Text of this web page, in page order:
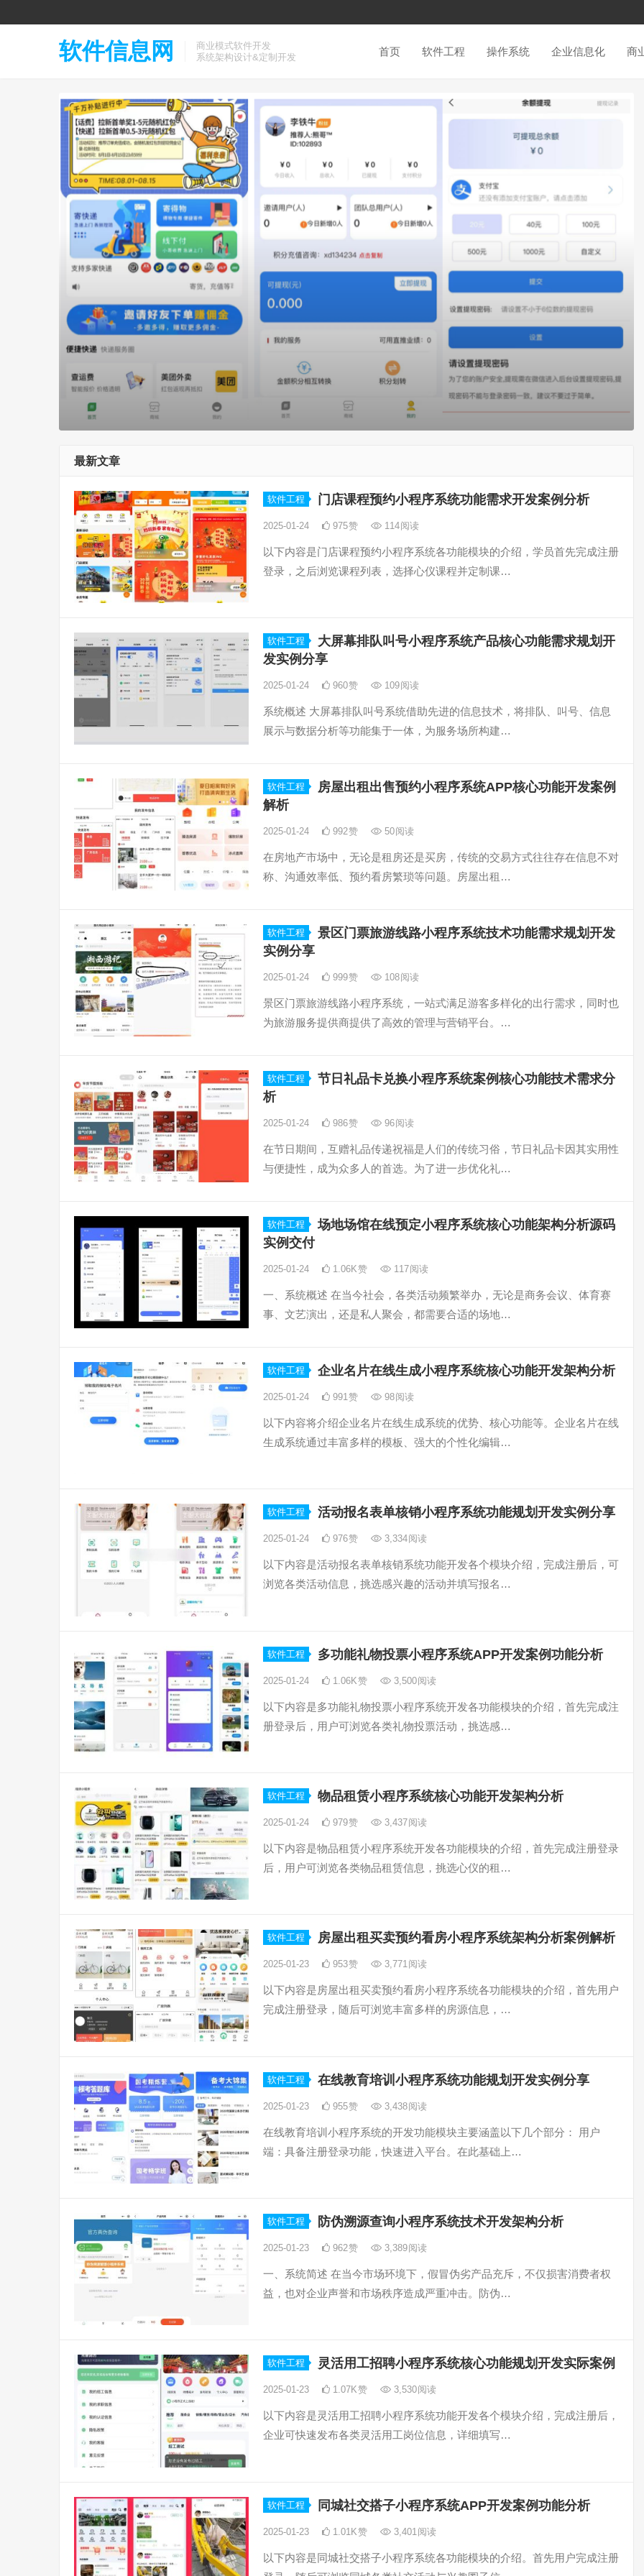
软件信息网
商业模式软件开发
系统架构设计&定制开发
首页 软件工程 操作系统 企业信息化 商
最新文章
软件工程 门店课程预约小程序系统功能需求开发案例分析
2025-01-24 975赞 114阅读
以下内容是门店课程预约小程序系统各功能模块的介绍，学员首先完成注册
登录，之后浏览课程列表，选择心仪课程并定制课…
软件工程
大屏幕排队叫号小程序系统产品核心功能需求规划开
发实例分享
2025-01-24 960赞 109阅读
系统概述 大屏幕排队叫号系统借助先进的信息技术，将排队、叫号、信息
展示与数据分析等功能集于一体，为服务场所构建…
软件工程
房屋出租出售预约小程序系统APP核心功能开发案例
解析
2025-01-24 992赞 50阅读
在房地产市场中，无论是租房还是买房，传统的交易方式往往存在信息不对
称、沟通效率低、预约看房繁琐等问题。房屋出租…
软件工程
景区门票旅游线路小程序系统技术功能需求规划开发
实例分享
2025-01-24 999赞 108阅读
景区门票旅游线路小程序系统，一站式满足游客多样化的出行需求，同时也
为旅游服务提供商提供了高效的管理与营销平台。…
软件工程
节日礼品卡兑换小程序系统案例核心功能技术需求分
析
2025-01-24 986赞 96阅读
在节日期间，互赠礼品传递祝福是人们的传统习俗，节日礼品卡因其实用性
与便捷性，成为众多人的首选。为了进一步优化礼…
软件工程
场地场馆在线预定小程序系统核心功能架构分析源码
实例交付
2025-01-24 1.06K赞 117阅读
一、系统概述 在当今社会，各类活动频繁举办，无论是商务会议、体育赛
事、文艺演出，还是私人聚会，都需要合适的场地…
软件工程 企业名片在线生成小程序系统核心功能开发架构分析
2025-01-24 991赞 98阅读
以下内容将介绍企业名片在线生成系统的优势、核心功能等。企业名片在线
生成系统通过丰富多样的模板、强大的个性化编辑…
软件工程 活动报名表单核销小程序系统功能规划开发实例分享
2025-01-24 976赞 3,334阅读
以下内容是活动报名表单核销系统功能开发各个模块介绍，完成注册后，可
浏览各类活动信息，挑选感兴趣的活动并填写报名…
软件工程 多功能礼物投票小程序系统APP开发案例功能分析
2025-01-24 1.06K赞 3,500阅读
以下内容是多功能礼物投票小程序系统开发各功能模块的介绍，首先完成注
册登录后，用户可浏览各类礼物投票活动，挑选感…
软件工程 物品租赁小程序系统核心功能开发架构分析
2025-01-24 979赞 3,437阅读
以下内容是物品租赁小程序系统开发各功能模块的介绍，首先完成注册登录
后，用户可浏览各类物品租赁信息，挑选心仪的租…
软件工程 房屋出租买卖预约看房小程序系统架构分析案例解析
2025-01-23 953赞 3,771阅读
以下内容是房屋出租买卖预约看房小程序系统各功能模块的介绍，首先用户
完成注册登录，随后可浏览丰富多样的房源信息，…
软件工程 在线教育培训小程序系统功能规划开发实例分享
2025-01-23 955赞 3,438阅读
在线教育培训小程序系统的开发功能模块主要涵盖以下几个部分： 用户
端：具备注册登录功能，快速进入平台。在此基础上…
软件工程 防伪溯源查询小程序系统技术开发架构分析
2025-01-23 962赞 3,389阅读
一、系统简述 在当今市场环境下，假冒伪劣产品充斥，不仅损害消费者权
益，也对企业声誉和市场秩序造成严重冲击。防伪…
软件工程 灵活用工招聘小程序系统核心功能规划开发实际案例
2025-01-23 1.07K赞 3,530阅读
以下内容是灵活用工招聘小程序系统功能开发各个模块介绍，完成注册后，
企业可快速发布各类灵活用工岗位信息，详细填写…
软件工程 同城社交搭子小程序系统APP开发案例功能分析
2025-01-23 1.01K赞 3,401 阅读
以下内容是同城社交搭子小程序系统各功能模块的介绍。首先用户完成注册